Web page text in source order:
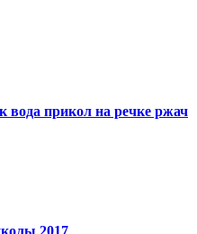
вода прикол на речке ржач